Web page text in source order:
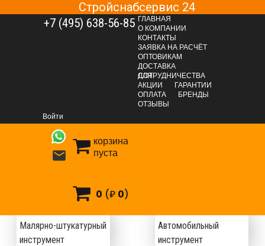
Стройснабсервис 24
+7 (495) 638-56-85 ГЛАВНАЯ
О КОМПАНИИ
КОНТАКТЫ
ЗАЯВКА НА РАСЧЁТ
ОПТОВИКАМ
ДОСТАВКА
ДЛЯ СОТРУДНИЧЕСТВА
АКЦИИ
ГАРАНТИИ
ОПЛАТА
БРЕНДЫ
ОТЗЫВЫ
Войти

корзина
пуста
0 (₽ 0)
ИНСТРУМЕНТЫ
Малярно-штукатурный
инструмент
Автомобильный
инструмент